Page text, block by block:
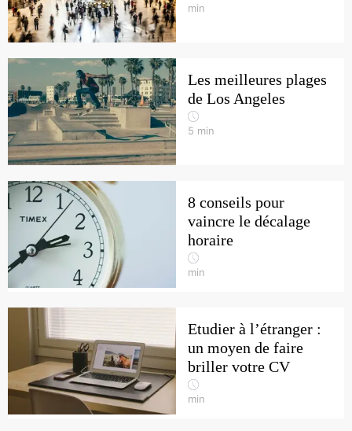
min
Les meilleures plages
de Los Angeles
5 min
8 conseils pour
vaincre le décalage
horaire
min
Etudier à l’étranger :
un moyen de faire
briller votre CV
min